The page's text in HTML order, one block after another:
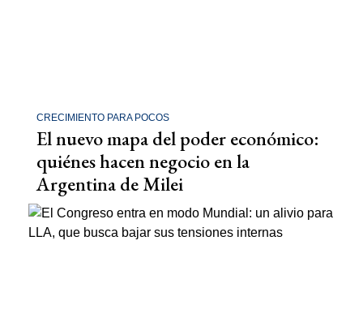
CRECIMIENTO PARA POCOS
El nuevo mapa del poder económico:
quiénes hacen negocio en la
Argentina de Milei